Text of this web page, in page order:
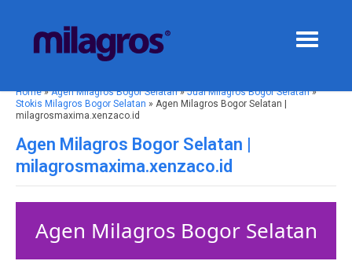
Home»Agen Milagros Bogor Selatan»Jual Milagros Bogor Selatan»
Stokis Milagros Bogor Selatan » Agen Milagros Bogor Selatan |
milagrosmaxima.xenzaco.id
Agen Milagros Bogor Selatan |
milagrosmaxima.xenzaco.id
Agen Milagros Bogor Selatan